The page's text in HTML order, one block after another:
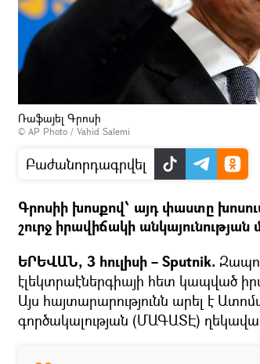
Ռաֆայել Գրոսի
© AP Photo / Vahid Salemi
Բաժանորդագրվել
Գրոսիի խոսքով՝ այդ փաստը
շուրջ իրավիճակի անկայունության
ԵՐԵՎԱՆ, 3 հուլիսի – Sputnik.
էլեկտրաէներգիայի հետ կապված
Այս հայտարարությունն արել է
գործակալության (ՄԱԳԱՏԷ)